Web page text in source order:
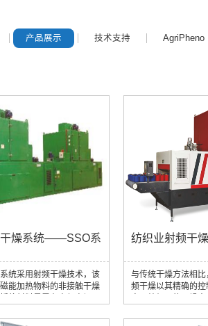
产品展示 技术支持 AgriPheno
干燥系统——SSO系
统采用射频干燥技术，该
能加热物料的非接触干燥
的热量使材料中的水分蒸
纺织业射频干
与传统干燥方法相
频干燥以其精确的
干燥在纺织品应用